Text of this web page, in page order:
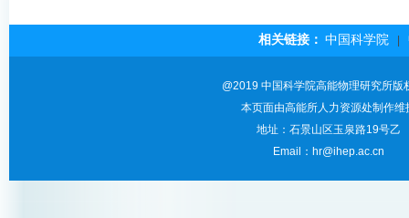
相关链接： 中国科学院
@2019 中国科学院高能物理研究所版
本页面由高能所人力资源处制作维
地址：石景山区玉泉路19号乙
Email：hr@ihep.ac.cn